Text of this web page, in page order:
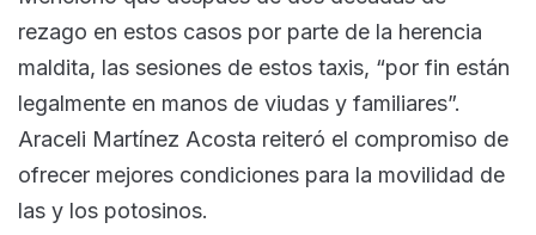
rezago en estos casos por parte de la herencia
maldita, las sesiones de estos taxis, “por fin están
legalmente en manos de viudas y familiares”.
Araceli Martínez Acosta reiteró el compromiso de
ofrecer mejores condiciones para la movilidad de
las y los potosinos.